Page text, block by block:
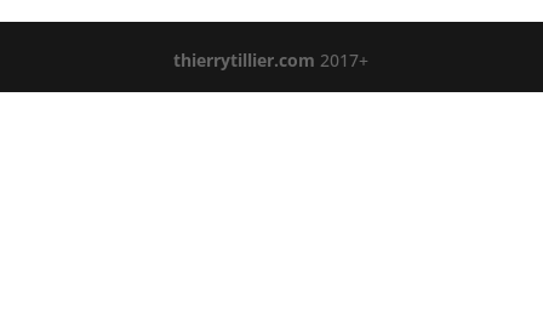
thierrytillier.com 2017+